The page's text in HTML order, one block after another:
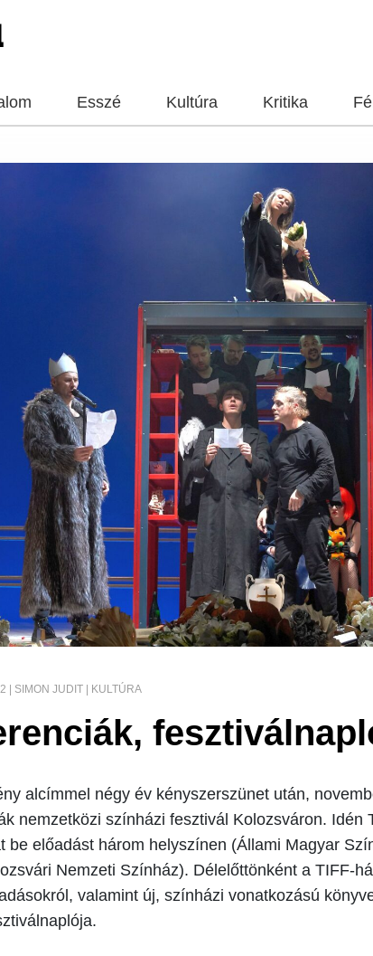
Esszé Kultúra Kritika
SIMON JUDIT KULTÚRA
alcímmel négy év kényszerszünet után,
nemzetközi színházi fesztivál Kolozsváron. Idén
be előadást három helyszínen (Állami Magyar
Nemzeti Színház). Délelőttönként a TIFF-
valamint új, színházi vonatkozású